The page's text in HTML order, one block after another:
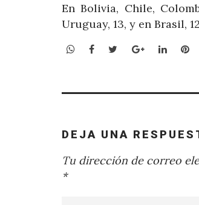
En Bolivia, Chile,
Uruguay, 13, y en Brasil,
WhatsApp
Facebook
TwitterGoogle+
DEJA UNA
Tu dirección de correo
*